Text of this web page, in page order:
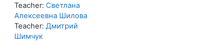
Teacher: Светлана
Алексеевна Шилова
Teacher: Дмитрий
Шимчук